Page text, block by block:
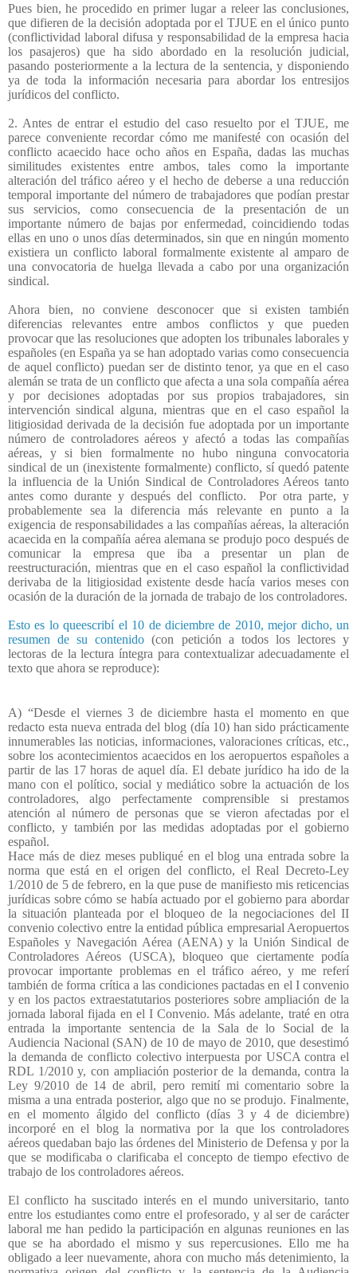
Pues bien, he procedido en primer lugar a releer las conclusiones,
que difieren de la decisión adoptada por el TJUE en el único punto
(conflictividad laboral difusa y responsabilidad de la empresa hacia
los pasajeros) que ha sido abordado en la resolución judicial,
pasando posteriormente a la lectura de la sentencia, y disponiendo
ya de toda la información necesaria para abordar los entresijos
jurídicos del conflicto.
2. Antes de entrar el estudio del caso resuelto por el TJUE, me
parece conveniente recordar cómo me manifesté con ocasión del
conflicto acaecido hace ocho años en España, dadas las muchas
similitudes existentes entre ambos, tales como la importante
alteración del tráfico aéreo y el hecho de deberse a una reducción
temporal importante del número de trabajadores que podían prestar
sus servicios, como consecuencia de la presentación de un
importante número de bajas por enfermedad, coincidiendo todas
ellas en uno o unos días determinados, sin que en ningún momento
existiera un conflicto laboral formalmente existente al amparo de
una convocatoria de huelga llevada a cabo por una organización
sindical.
Ahora bien, no conviene desconocer que si existen también
diferencias relevantes entre ambos conflictos y que pueden
provocar que las resoluciones que adopten los tribunales laborales y
españoles (en España ya se han adoptado varias como consecuencia
de aquel conflicto) puedan ser de distinto tenor, ya que en el caso
alemán se trata de un conflicto que afecta a una sola compañía aérea
y por decisiones adoptadas por sus propios trabajadores, sin
intervención sindical alguna, mientras que en el caso español la
litigiosidad derivada de la decisión fue adoptada por un importante
número de controladores aéreos y afectó a todas las compañías
aéreas, y si bien formalmente no hubo ninguna convocatoria
sindical de un (inexistente formalmente) conflicto, sí quedó patente
la influencia de la Unión Sindical de Controladores Aéreos tanto
antes como durante y después del conflicto.
Por otra parte, y
probablemente sea la diferencia más relevante en punto a la
exigencia de responsabilidades a las compañías aéreas, la alteración
acaecida en la compañía aérea alemana se produjo poco después de
comunicar la empresa que iba a presentar un plan de
reestructuración, mientras que en el caso español la conflictividad
derivaba de la litigiosidad existente desde hacía varios meses con
ocasión de la duración de la jornada de trabajo de los controladores.
Esto es lo queescribí el 10 de diciembre de 2010, mejor dicho, un
resumen de su contenido (con petición a todos los lectores y
lectoras de la lectura íntegra para contextualizar adecuadamente el
texto que ahora se reproduce):
A) “Desde el viernes 3 de diciembre hasta el momento en que
redacto esta nueva entrada del blog (día 10) han sido prácticamente
innumerables las noticias, informaciones, valoraciones críticas, etc.,
sobre los acontecimientos acaecidos en los aeropuertos españoles a
partir de las 17 horas de aquel día. El debate jurídico ha ido de la
mano con el político, social y mediático sobre la actuación de los
controladores, algo perfectamente comprensible si prestamos
atención al número de personas que se vieron afectadas por el
conflicto, y también por las medidas adoptadas por el gobierno
español.
Hace más de diez meses publiqué en el blog una entrada sobre la
norma que está en el origen del conflicto, el Real Decreto-Ley
1/2010 de 5 de febrero, en la que puse de manifiesto mis reticencias
jurídicas sobre cómo se había actuado por el gobierno para abordar
la situación planteada por el bloqueo de la negociaciones del II
convenio colectivo entre la entidad pública empresarial Aeropuertos
Españoles y Navegación Aérea (AENA) y la Unión Sindical de
Controladores Aéreos (USCA), bloqueo que ciertamente podía
provocar importante problemas en el tráfico aéreo, y me referí
también de forma crítica a las condiciones pactadas en el I convenio
y en los pactos extraestatutarios posteriores sobre ampliación de la
jornada laboral fijada en el I Convenio. Más adelante, traté en otra
entrada la importante sentencia de la Sala de lo Social de la
Audiencia Nacional (SAN) de 10 de mayo de 2010, que desestimó
la demanda de conflicto colectivo interpuesta por USCA contra el
RDL 1/2010 y, con ampliación posterior de la demanda, contra la
Ley 9/2010 de 14 de abril, pero remití mi comentario sobre la
misma a una entrada posterior, algo que no se produjo. Finalmente,
en el momento álgido del conflicto (días 3 y 4 de diciembre)
incorporé en el blog la normativa por la que los controladores
aéreos quedaban bajo las órdenes del Ministerio de Defensa y por la
que se modificaba o clarificaba el concepto de tiempo efectivo de
trabajo de los controladores aéreos.
El conflicto ha suscitado interés en el mundo universitario, tanto
entre los estudiantes como entre el profesorado, y al ser de carácter
laboral me han pedido la participación en algunas reuniones en las
que se ha abordado el mismo y sus repercusiones. Ello me ha
obligado a leer nuevamente, ahora con mucho más detenimiento, la